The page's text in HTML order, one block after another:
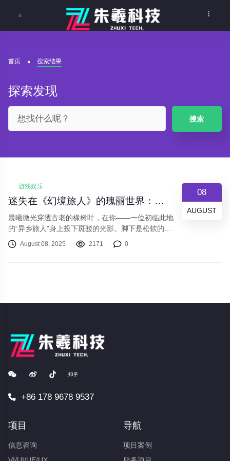
首页 搜索结果
探索发现
搜索
08
AUGUST
游戏娱乐
迷失在《幻境旅人》的瑰丽世界：一场关于自由、探索与星尘共鸣的沉浸式冒险
晨曦微光穿透古老的橡树叶，在你——一位初临此地
的“异乡旅人”身上投下斑驳的光影。脚下是松软的苔
藓，空气中弥漫着雨后泥土的芬芳和远处未知花朵的
奇异甜香。抬头望去，高耸入云的遗迹尖塔刺破云
August 08, 2025 2171 0
+86 178 9678 9537
项目
信息咨询
导航
项目案例